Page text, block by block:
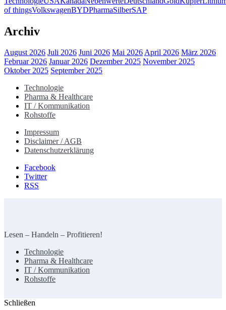
of thingsVolkswagenBYDPharmaSilberSAP
Archiv
August 2026 Juli 2026 Juni 2026 Mai 2026April 2026 März 2026
Februar 2026 Januar 2026 Dezember 2025 November 2025
Oktober 2025 September 2025
Technologie
Pharma & Healthcare
IT / Kommunikation
Rohstoffe
Impressum
Disclaimer / AGB
Datenschutzerklärung
Facebook
Twitter
RSS
Lesen – Handeln – Profitieren!
Technologie
Pharma & Healthcare
IT / Kommunikation
Rohstoffe
Schließen